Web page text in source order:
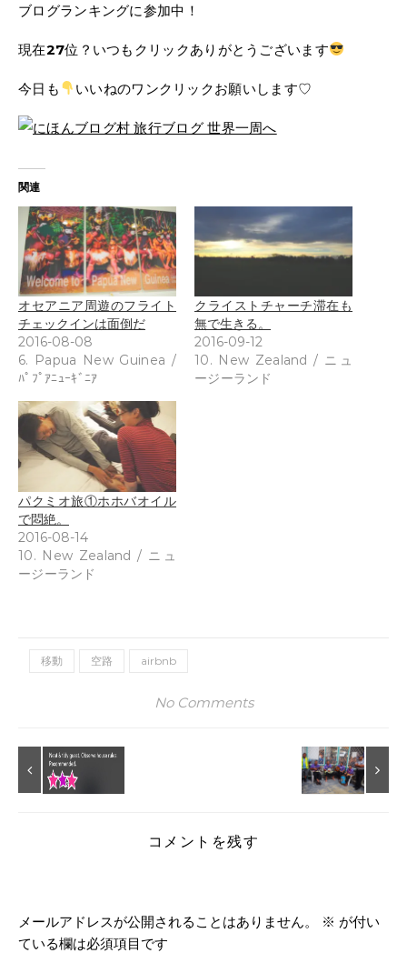
ブログランキングに参加中！
現在27位？いつもクリックありがとうございます
今日も いいねのワンクリックお願いします♡
関連
オセアニア周遊のフライト
チェックインは面倒だ
2016-08-08
6. Papua New Guinea /
ﾊﾟﾌﾟｱﾆｭｰｷﾞﾆｱ
クライストチャーチ滞在も
無で生きる。
2016-09-12
10. New Zealand / ニュ
ージーランド
パクミオ旅①ホホバオイル
で悶絶。
2016-08-14
10. New Zealand / ニュ
ージーランド
移動 空路 airbnb
No Comments
コメントを残す
メールアドレスが公開されることはありません。 ※ が付い
ている欄は必須項目です